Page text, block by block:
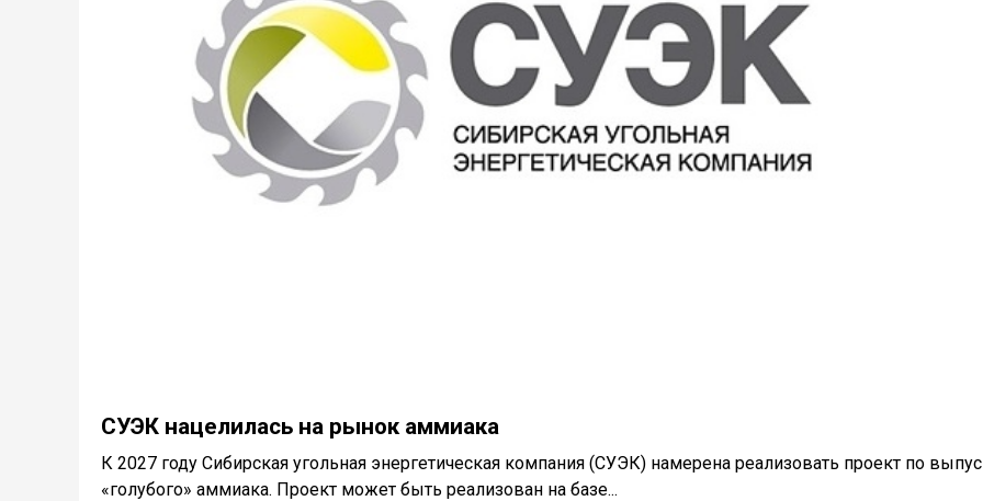
СУЭК нацелилась на рынок аммиака
К 2027 году Сибирская угольная энергетическая компания (СУЭК) намерена реализовать проект по
«голубого» аммиака. Проект может быть реализован на базе...